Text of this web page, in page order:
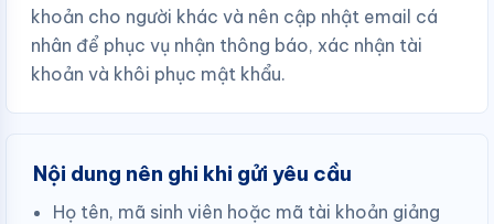
khoản cho người khác và nên cập nhật email cá
nhân để phục vụ nhận thông báo, xác nhận tài
khoản và khôi phục mật khẩu.
Nội dung nên ghi khi gửi yêu cầu
Họ tên, mã sinh viên hoặc mã tài khoản giảng